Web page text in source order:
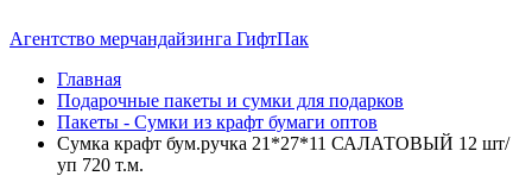
Агентство мерчандайзинга ГифтПак
Главная
Подарочные пакеты и сумки для подарков
Пакеты - Сумки из крафт бумаги оптов
Сумка крафт бум.ручка 21*27*11 САЛАТОВЫЙ 12 шт/
уп 720 т.м.